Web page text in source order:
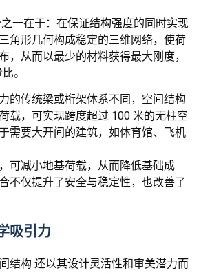
一在于：在保证结构强度的同时实现
角形几何构成稳定的三维网络，使荷
，从而以最少的材料获得最大刚度，
。
的传统梁或桁架体系不同，空间结构
载，可实现跨度超过 100 米的无柱空
需要大开间的建筑，如体育馆、飞机
可减小地基荷载，从而降低基础成
不仅提升了安全与稳定性，也改善了
吸引力
结构 还以其设计灵活性和审美潜力而